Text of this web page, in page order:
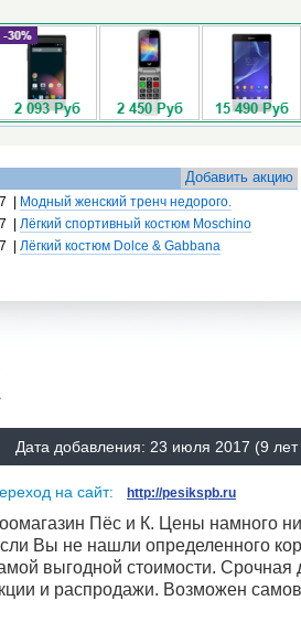
Добавить акцию
Модный женский тренч недорого.
Лёгкий спортивный костюм Moschino
Лёгкий костюм Dolce & Gabbana
Дата добавления: 23 июля 2017 (9
на сайт: http://pesikspb.ru
Пёс и К. Цены намного
Вы не нашли определенного
выгодной стоимости. Срочная
и распродажи. Возможен